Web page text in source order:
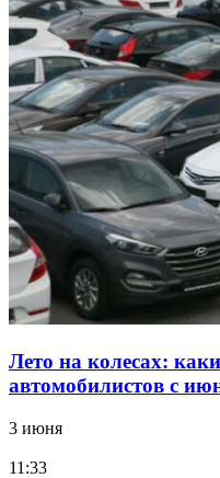
Лето на колесах:
автомобилистов с
3 июня
11:33